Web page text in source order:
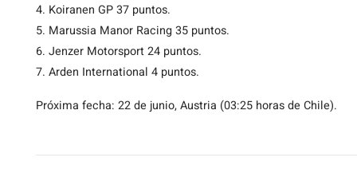
4. Koiranen GP 37 puntos.
5. Marussia Manor Racing 35 puntos.
6. Jenzer Motorsport 24 puntos.
7. Arden International 4 puntos.
Próxima fecha: 22 de junio, Austria (03:25 horas de Chile).